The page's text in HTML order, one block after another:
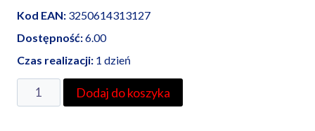
Kod EAN: 3250614313127
Dostępność:6.00
Czas realizacji: 1 dzień
ilość
HAGER
Dodaj do koszyka